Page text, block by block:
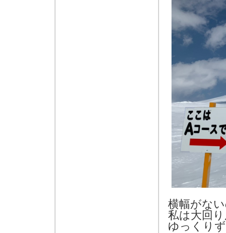
横幅がな
私は大回
ゆっくり